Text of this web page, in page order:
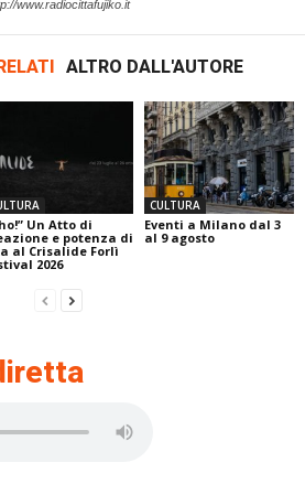
www.radiocittafujiko.it
ALTRO DALL'AUTORE
Un Atto di
e potenza di
al Crisalide Forlì
2026
CULTURA
Eventi a Milano dal 3
al 9 agosto